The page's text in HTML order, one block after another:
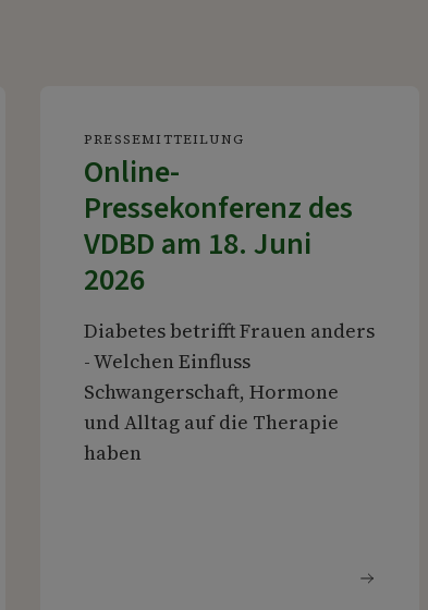
PRESSEMITTEILUNG
Online-
Pressekonferenz des
VDBD am 18. Juni
2026
Diabetes betrifft Frauen anders
- Welchen Einfluss
Schwangerschaft, Hormone
und Alltag auf die Therapie
haben